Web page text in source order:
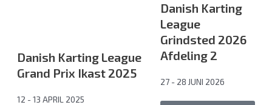
Danish Karting
League
Grindsted 2026
Afdeling 2
27 - 28 JUNI 2026
Danish Karting League
Grand Prix Ikast 2025
12 - 13 APRIL 2025